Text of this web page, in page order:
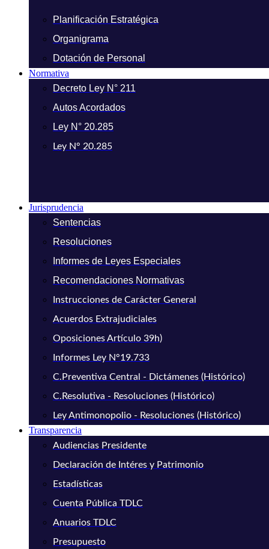
Planificación Estratégica
Organigrama
Dotación de Personal
Normativa
Decreto Ley N° 211
Autos Acordados
Ley N° 20.285
Ley N° 20.285
Jurisprudencia
Sentencias
Resoluciones
Informes de Leyes Especiales
Recomendaciones Normativas
Instrucciones de Carácter General
Acuerdos Extrajudiciales
Oposiciones Artículo 39h)
Informes Ley N°19.733
C.Preventiva Central - Dictámenes (Histórico)
C.Resolutiva - Resoluciones (Histórico)
Ley Antimonopolio - Resoluciones (Histórico)
Transparencia
Audiencias Presidente
Declaración de Intéres y Patrimonio
Estadísticas
Cuenta Pública TDLC
Anuarios TDLC
Presupuesto